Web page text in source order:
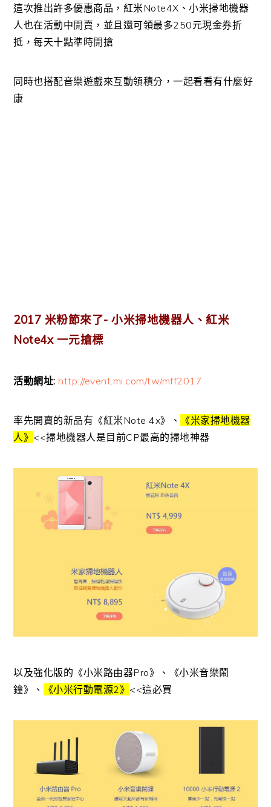
這次推出許多優惠商品，紅米Note4X、小米掃地機器
人也在活動中開賣，並且還可領最多250元現金券折
抵，每天十點準時開搶
同時也搭配音樂遊戲來互動領積分，一起看看有什麼好
康
2017 米粉節來了- 小米掃地機器人、紅米
Note4x 一元搶標
活動網址: http://event.mi.com/tw/mff2017
率先開賣的新品有《紅米Note 4x》、
《米家掃地機器
人》 <<掃地機器人是目前CP最高的掃地神器
以及強化版的《小米路由器Pro》、《小米音樂鬧
鐘》、
《小米行動電源2》 <<這必買